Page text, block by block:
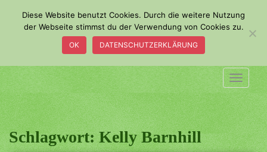
o
m
a
i
n
c Schlagwort:Kelly Barnhill
Diese Website benutzt Cookies. Durch die weitere Nutzung
der Webseite stimmst du der Verwendung von Cookies zu.
OK DATENSCHUTZERKLÄRUNG